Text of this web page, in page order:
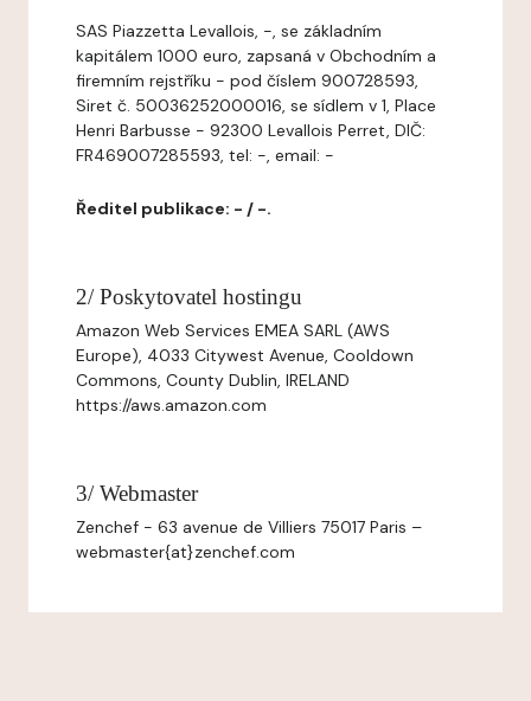
SAS Piazzetta Levallois, -, se základním
kapitálem 1000 euro, zapsaná v Obchodním a
firemním rejstříku - pod číslem 900728593,
Siret č. 50036252000016, se sídlem v 1, Place
Henri Barbusse - 92300 Levallois Perret, DIČ:
FR469007285593, tel: -, email: -
Ředitel publikace: - / -.
2/ Poskytovatel hostingu
Amazon Web Services EMEA SARL (AWS
Europe), 4033 Citywest Avenue, Cooldown
Commons, County Dublin, IRELAND
https://aws.amazon.com
3/ Webmaster
Zenchef - 63 avenue de Villiers 75017 Paris –
webmaster{at}zenchef.com